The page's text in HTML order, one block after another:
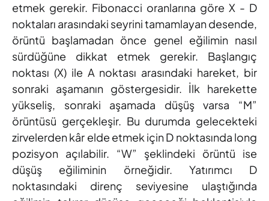
etmek gerekir. Fibonacci oranlarına göre X - D
noktaları arasındaki seyrini tamamlayan desende,
örüntü başlamadan önce genel eğilimin nasıl
sürdüğüne dikkat etmek gerekir. Başlangıç
noktası (X) ile A noktası arasındaki hareket, bir
sonraki aşamanın göstergesidir. İlk harekette
yükseliş, sonraki aşamada düşüş varsa “M”
örüntüsü gerçekleşir. Bu durumda gelecekteki
zirvelerden kâr elde etmek için D noktasında long
pozisyon açılabilir. “W” şeklindeki örüntü ise
düşüş eğiliminin örneğidir. Yatırımcı D
noktasındaki direnç seviyesine ulaştığında